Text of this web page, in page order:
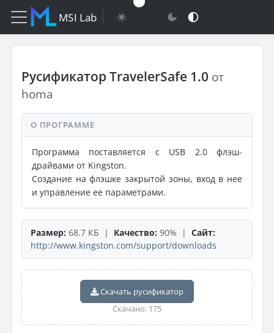
MSI Lab
Русификатор TravelerSafe 1.0 от
homa
О ПРОГРАММЕ
Программа поставляется с USB 2.0 флэш-
драйвами от Kingston.
Создание на флэшке закрытой зоны, вход в нее
и управление ее параметрами.
Размер: 68.7 КБ | Качество: 90% | Сайт:
http://www.kingston.com/support/downloads
Скачать русификатор
Скачано: 175